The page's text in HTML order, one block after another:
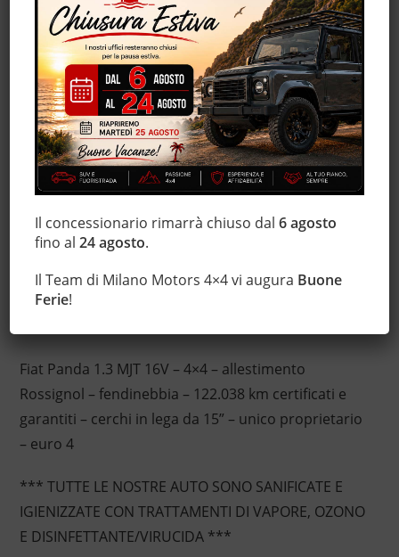
Cerchi in lega
Chiusura centralizzata
Climatizzatore
Controllo automatico clima
Controllo trazione
ESP
Fendinebbia
Immobilizzatore elettronico
Servosterzo
Trazione integrale
Fiat Panda 1.3 MJT 16V – 4×4 – allestimento
Rossignol – fendinebbia – 122.038 km certificati e
garantiti – cerchi in lega da 15” – unico proprietario
– euro 4
*** TUTTE LE NOSTRE AUTO SONO SANIFICATE E
IGIENIZZATE CON TRATTAMENTI DI VAPORE, OZONO
E DISINFETTANTE/VIRUCIDA ***
Il concessionario rimarrà chiuso dal6 agosto
fino al24 agosto.
Il Team di Milano Motors 4×4 vi augura Buone
Ferie!